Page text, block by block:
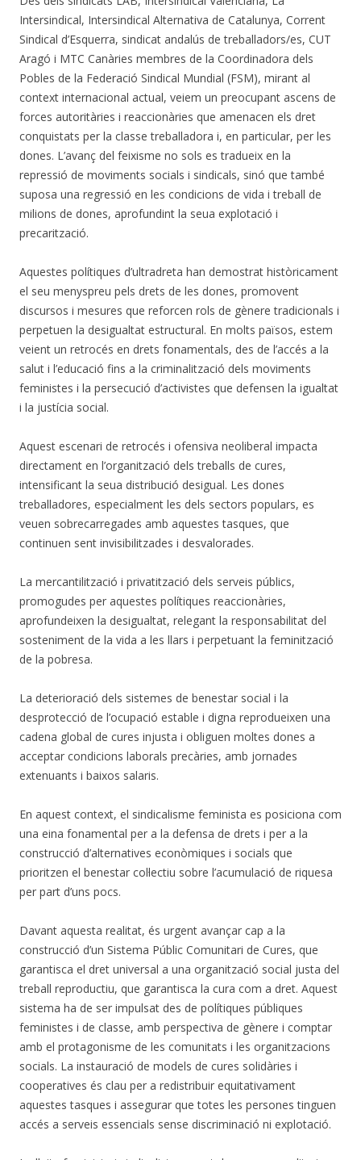
Intersindical, Intersindical Alternativa de Catalunya, Corrent
Sindical d’Esquerra, sindicat andalús de treballadors/es, CUT
Aragó i MTC Canàries membres de la Coordinadora dels
Pobles de la Federació Sindical Mundial (FSM), mirant al
context internacional actual, veiem un preocupant ascens de
forces autoritàries i reaccionàries que amenacen els dret
conquistats per la classe treballadora i, en particular, per les
dones. L’avanç del feixisme no sols es tradueix en la
repressió de moviments socials i sindicals, sinó que també
suposa una regressió en les condicions de vida i treball de
milions de dones, aprofundint la seua explotació i
precarització.
Aquestes polítiques d’ultradreta han demostrat històricament
el seu menyspreu pels drets de les dones, promovent
discursos i mesures que reforcen rols de gènere tradicionals i
perpetuen la desigualtat estructural. En molts països, estem
veient un retrocés en drets fonamentals, des de l’accés a la
salut i l’educació fins a la criminalització dels moviments
feministes i la persecució d’activistes que defensen la igualtat
i la justícia social.
Aquest escenari de retrocés i ofensiva neoliberal impacta
directament en l’organització dels treballs de cures,
intensificant la seua distribució desigual. Les dones
treballadores, especialment les dels sectors populars, es
veuen sobrecarregades amb aquestes tasques, que
continuen sent invisibilitzades i desvalorades.
La mercantilització i privatització dels serveis públics,
promogudes per aquestes polítiques reaccionàries,
aprofundeixen la desigualtat, relegant la responsabilitat del
sosteniment de la vida a les llars i perpetuant la feminització
de la pobresa.
La deterioració dels sistemes de benestar social i la
desprotecció de l’ocupació estable i digna reprodueixen una
cadena global de cures injusta i obliguen moltes dones a
acceptar condicions laborals precàries, amb jornades
extenuants i baixos salaris.
En aquest context, el sindicalisme feminista es posiciona com
una eina fonamental per a la defensa de drets i per a la
construcció d’alternatives econòmiques i socials que
prioritzen el benestar col·lectiu sobre l’acumulació de riquesa
per part d’uns pocs.
Davant aquesta realitat, és urgent avançar cap a la
construcció d’un Sistema Públic Comunitari de Cures, que
garantisca el dret universal a una organització social justa del
treball reproductiu, que garantisca la cura com a dret. Aquest
sistema ha de ser impulsat des de polítiques públiques
feministes i de classe, amb perspectiva de gènere i comptar
amb el protagonisme de les comunitats i les organitzacions
socials. La instauració de models de cures solidàries i
cooperatives és clau per a redistribuir equitativament
aquestes tasques i assegurar que totes les persones tinguen
accés a serveis essencials sense discriminació ni explotació.